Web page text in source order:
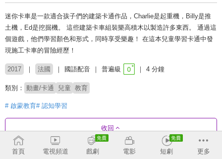
迷你卡車是一款適合孩子們的建築卡通作品，Charlie是起重機，Billy是推
土機，Ed是挖掘機。 這些建築卡車組裝樂高積木以製造許多東西。 通過這
個遊戲，他們學習顏色和形式，同時享受樂趣！ 在這本兒童學習卡通中發
現施工卡車的冒險經歷！
2017 法國 國語配音 普遍級 4 分鐘
類別： 動畫/卡通 兒童 教育
# 啟蒙教育# 認知學習
收回
首頁 電視頻道 戲劇 電影 短劇 更多